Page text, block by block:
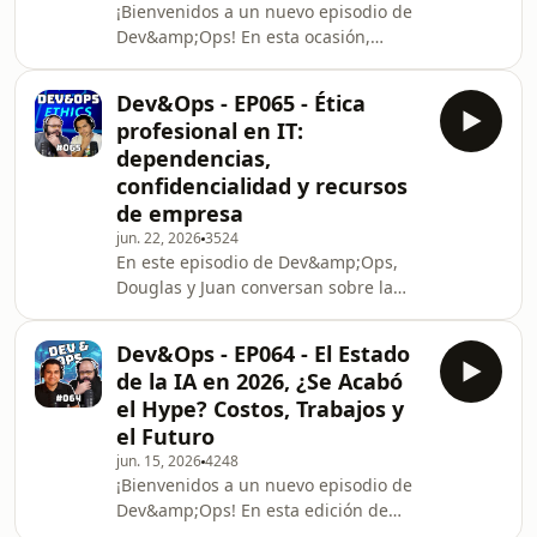
arquitectura web y comparte dos
consejos principales: optimizar la
aplicación y p
¡Bienvenidos a un nuevo episodio de
Dev&amp;Ops! En esta ocasión,
y nos cuentan cómo están integrando
Inteligencia Artificial real dentro de
sus propios productos, procesos y
herramientas del día a día.Hablamos
de casos de uso prácticos y directos
desde la trinchera: desde la
categorización automática de audio
con modelos locales integrados en
Docker
Dev&Ops - EP065 - Ética
profesional en IT:
dependencias,
confidencialidad y recursos
de empresa
jun. 22, 20263524
En este episodio de Dev&amp;Ops,
Douglas y Juan conversan sobre la
equipo, a la empresa y a nuestra
propia carrera.Analizan tres
situaciones frecuentes: crear
dependencias intencionales para
asegurar un puesto de trabajo,
apropiarse de recursos o productos
que pertenecen a la empresa y
Dev&Ops - EP064 - El Estado
de la IA en 2026, ¿Se Acabó
el Hype? Costos, Trabajos y
el Futuro
jun. 15, 20264248
¡Bienvenidos a un nuevo episodio de
Dev&amp;Ops! En esta edición de